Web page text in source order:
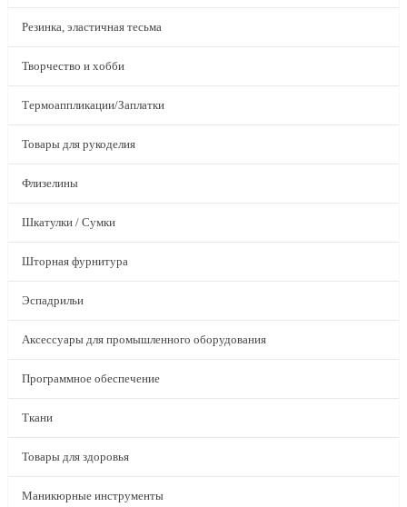
Резинка, эластичная тесьма
Творчество и хобби
Термоаппликации/Заплатки
Товары для рукоделия
Флизелины
Шкатулки / Сумки
Шторная фурнитура
Эспадрильи
Аксессуары для промышленного оборудования
Программное обеспечение
Ткани
Товары для здоровья
Маникюрные инструменты